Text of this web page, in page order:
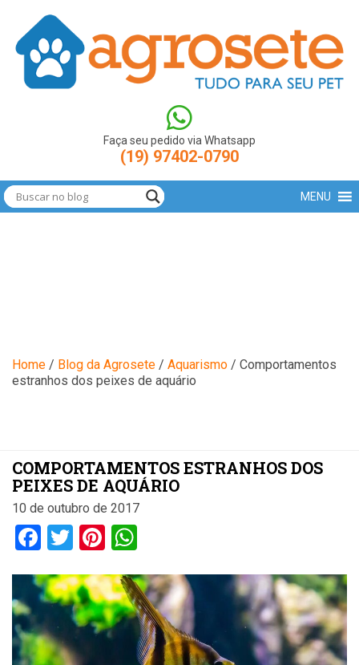
Date().getTime(),event:'gtm.js'});var
f=d.getElementsByTagName(s)[0],
j=d.createElement(s),dl=l!='dataLayer'?'&l='+l:'';j.async=true;j.src=
'https://www.googletagmanager.com/gtm.js?
id='+i+dl;f.parentNode.insertBefore(j,f); })
(window,document,'script','dataLayer','GTM-N9LBXCV');
Faça seu pedido via Whatsapp
(19) 97402-0790
MENU
Blog
Home / Blog da Agrosete / Aquarismo / Comportamentos
estranhos dos peixes de aquário
COMPORTAMENTOS ESTRANHOS DOS
PEIXES DE AQUÁRIO
10 de outubro de 2017
Facebook
TwitterPinterest